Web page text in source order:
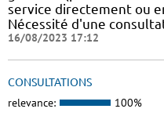
service directement ou
Nécessité d'une
16/08/2023 17:12
CONSULTATIONS
relevance: 100%